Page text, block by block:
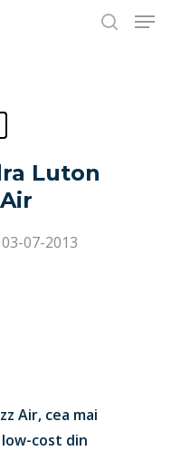
close
Luton
03-07-2013
Air, cea mai
cost din